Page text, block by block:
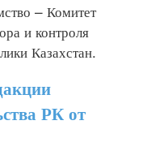
– Комитет
и контроля
Казахстан.
РК от